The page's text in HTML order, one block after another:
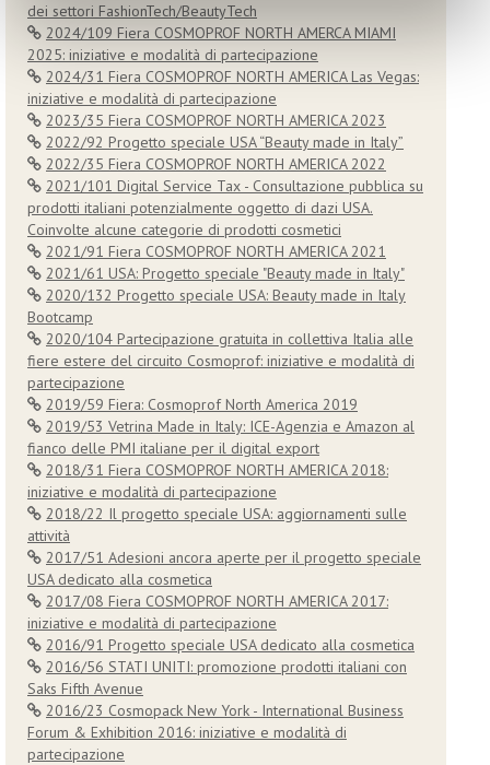
dei settori FashionTech/BeautyTech
2024/109 Fiera COSMOPROF NORTH AMERCA MIAMI
2025: iniziative e modalità di partecipazione
2024/31 Fiera COSMOPROF NORTH AMERICA Las Vegas:
iniziative e modalità di partecipazione
2023/35 Fiera COSMOPROF NORTH AMERICA 2023
2022/92 Progetto speciale USA “Beauty made in Italy”
2022/35 Fiera COSMOPROF NORTH AMERICA 2022
2021/101 Digital Service Tax - Consultazione pubblica su
prodotti italiani potenzialmente oggetto di dazi USA.
Coinvolte alcune categorie di prodotti cosmetici
2021/91 Fiera COSMOPROF NORTH AMERICA 2021
2021/61 USA: Progetto speciale "Beauty made in Italy"
2020/132 Progetto speciale USA: Beauty made in Italy
Bootcamp
2020/104 Partecipazione gratuita in collettiva Italia alle
fiere estere del circuito Cosmoprof: iniziative e modalità di
partecipazione
2019/59 Fiera: Cosmoprof North America 2019
2019/53 Vetrina Made in Italy: ICE-Agenzia e Amazon al
fianco delle PMI italiane per il digital export
2018/31 Fiera COSMOPROF NORTH AMERICA 2018:
iniziative e modalità di partecipazione
2018/22 Il progetto speciale USA: aggiornamenti sulle
attività
2017/51 Adesioni ancora aperte per il progetto speciale
USA dedicato alla cosmetica
2017/08 Fiera COSMOPROF NORTH AMERICA 2017:
iniziative e modalità di partecipazione
2016/91 Progetto speciale USA dedicato alla cosmetica
2016/56 STATI UNITI: promozione prodotti italiani con
Saks Fifth Avenue
2016/23 Cosmopack New York - International Business
Forum & Exhibition 2016: iniziative e modalità di
partecipazione